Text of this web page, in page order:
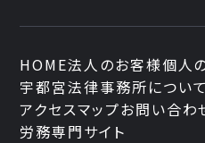
HOME法人のお客様個人
宇都宮法律事務所について
アクセスマップお問い合わ
労務専門サイト